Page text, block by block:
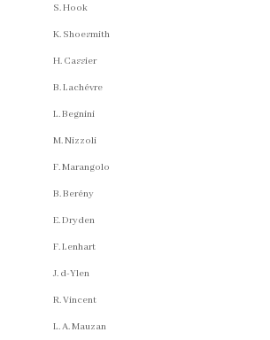
S. Hook
K. Shoesmith
H. Cassier
B. Lachévre
L. Begnini
M. Nizzoli
F. Marangolo
B. Berény
E. Dryden
F. Lenhart
J. d-Ylen
R. Vincent
L. A. Mauzan